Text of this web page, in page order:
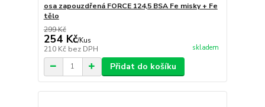
osa zapouzdřená FORCE 124,5 BSA Fe misky + Fe
tělo
299 Kč
254 Kč/Kus
210 Kč bez DPH skladem
Přidat do košíku